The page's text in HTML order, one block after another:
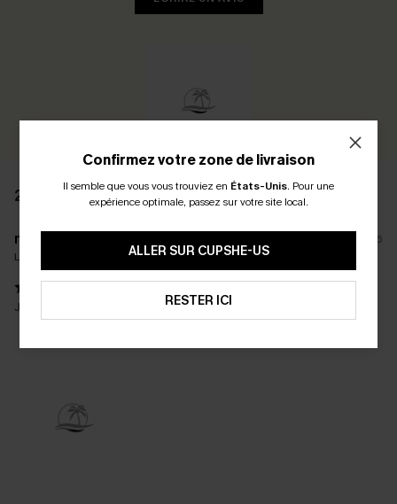
2 AVIS
m****
06/06/2026
La taille achetée:
Joli et sexy.
Confirmez votre zone de livraison
Il semble que vous vous trouviez en États-Unis. Pour une
expérience optimale, passez sur votre site local.
ALLER SUR CUPSHE-US
RESTER ICI